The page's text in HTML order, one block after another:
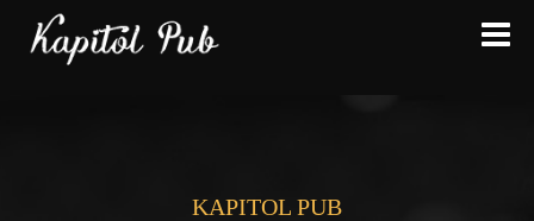
KAPITOL PUB